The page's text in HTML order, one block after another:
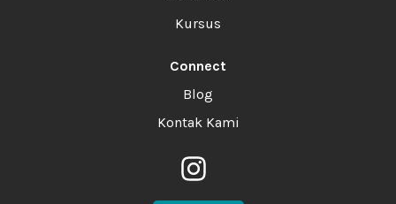
Kursus
Connect
Blog
Kontak Kami